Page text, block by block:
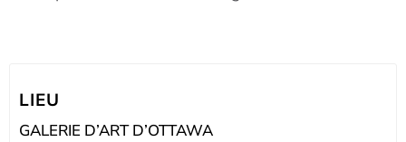
LIEU
GALERIE D’ART D’OTTAWA